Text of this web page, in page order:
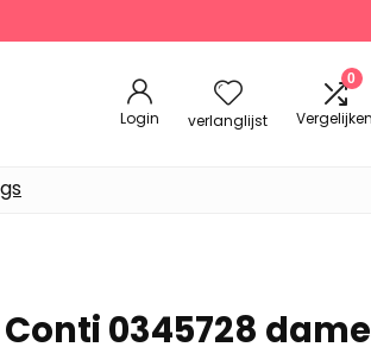
Login verlanglijst
0
Vergelijken
0345728